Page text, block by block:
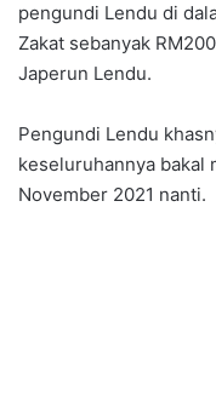
pengundi Lendu di
Zakat sebanyak
Japerun Lendu.
Pengundi Lendu
keseluruhannya bakal
November 2021 nanti.